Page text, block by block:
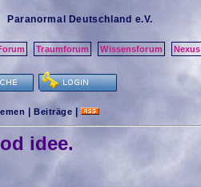
Paranormal Deutschland e.V.
Traumforum Wissensforum Nexus
|Beiträge |
idee.